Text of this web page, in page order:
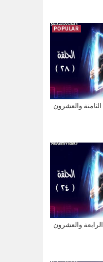
POPULAR
مسلسل وضع امني الحلقة 28 الثامنة والعشرون
مسلسل وضع امني الحلقة 24الرابعة والعشرون